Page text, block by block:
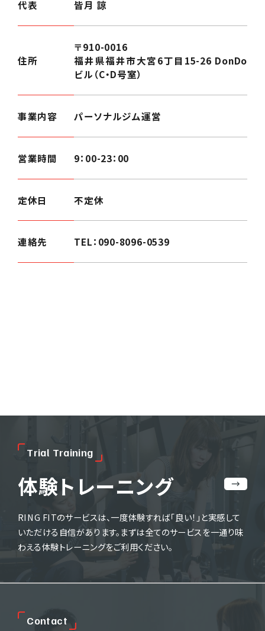
代表 皆月 諒
住所
〒910-0016
福井県福井市大宮6丁目15-26 DonDo
ビル（C・D号室）
事業内容 パーソナルジム運営
営業時間 9：00-23：00
定休日 不定休
連絡先 TEL： 090-8096-0539
Trial Training
体験トレーニング
RING FITのサービスは、一度体験すれば「良い！」と実感して
いただける自信があります。まずは全てのサービスを一通り味
わえる体験トレーニングをご利用ください。
Contact